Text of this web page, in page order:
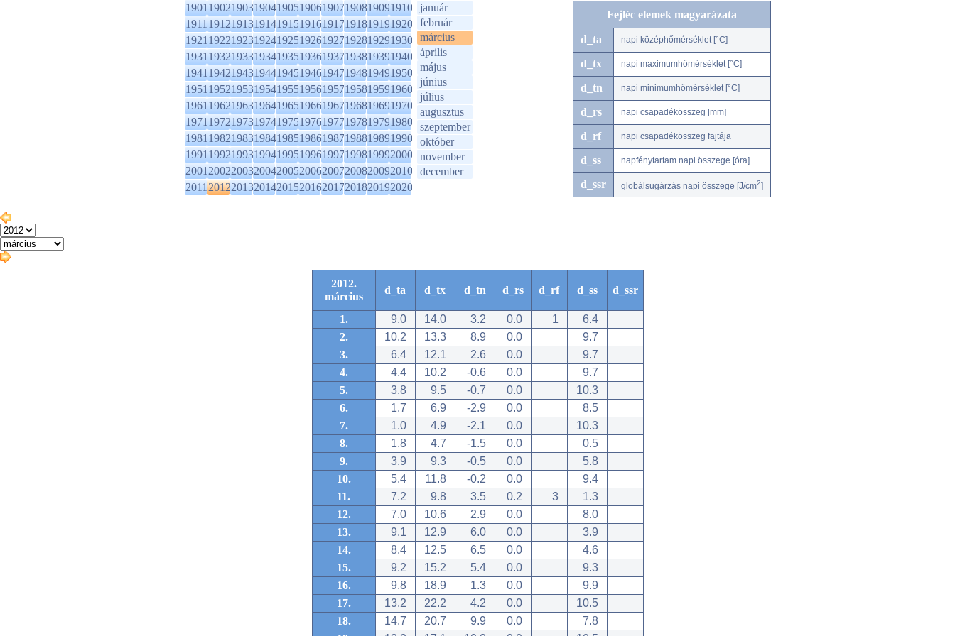
1901190219031904190519061907190819091910
1911191219131914191519161917191819191920
1921192219231924192519261927192819291930
1931193219331934193519361937193819391940
1941194219431944194519461947194819491950
1951195219531954195519561957195819591960
1961196219631964196519661967196819691970
1971197219731974197519761977197819791980
1981198219831984198519861987198819891990
1991199219931994199519961997199819992000
2001200220032004200520062007200820092010
2011201220132014201520162017201820192020
január
február
március
április
május
június
július
augusztus
szeptember
október
november
december
Fejléc elemek magyarázata
d_ta napi középhőmérséklet [°C]
d_tx napi maximumhőmérséklet [°C]
d_tn napi minimumhőmérséklet [°C]
d_rs napi csapadékösszeg [mm]
d_rf napi csapadékösszeg fajtája
d_ss napfénytartam napi összege [óra]
d_ssr globálsugárzás napi összege [J/cm2]
2012.
március
d_ta d_tx d_tn d_rs d_rf d_ss d_ssr
1. 9.0 14.0 3.2 0.0 1
6.4
2.
10.2 13.3 8.9 0.0
9.7
3.
6.4 12.1 2.6 0.0
9.7
4.
4.4 10.2 -0.6 0.0
9.7
5.
3.8 9.5 -0.7 0.0
10.3
6.
1.7 6.9 -2.9 0.0
8.5
7.
1.0 4.9 -2.1 0.0
10.3
8.
1.8 4.7 -1.5 0.0
0.5
9.
3.9 9.3 -0.5 0.0
5.8
10.
5.4 11.8 -0.2 0.0
9.4
11.
7.2 9.8 3.5 0.2 3
1.3
12.
7.0 10.6 2.9 0.0
8.0
13.
9.1 12.9 6.0 0.0
3.9
14.
8.4 12.5 6.5 0.0
4.6
15.
9.2 15.2 5.4 0.0
9.3
16.
9.8 18.9 1.3 0.0
9.9
17.
13.2 22.2 4.2 0.0
10.5
18.
14.7 20.7 9.9 0.0
7.8